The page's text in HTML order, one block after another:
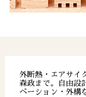
外断熱・エアサイ
森政まで。自由設
ベーション・外構